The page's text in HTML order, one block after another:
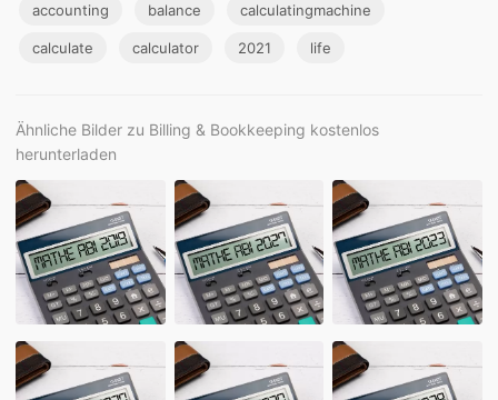
accounting balance calculatingmachine
calculate calculator 2021 life
Ähnliche Bilder zu Billing & Bookkeeping kostenlos
herunterladen